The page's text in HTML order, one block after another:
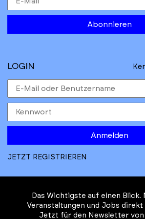
Abonnieren
LOGIN
Anmelden
JETZT REGISTRIEREN
Das Wichtigste auf einen Blick.
Veranstaltungen und Jobs
Jetzt für den Newsletter von